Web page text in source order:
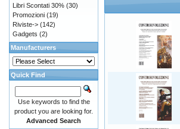
Libri Scontati 30% (30)
Promozioni (19)
Riviste-> (142)
Gadgets (2)
Manufacturers
Quick Find
Use keywords to find the
product you are looking for.
Advanced Search